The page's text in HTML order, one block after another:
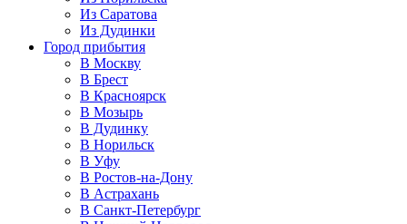
Из Саратова
Из Дудинки
Город прибытия
В Москву
В Брест
В Красноярск
В Мозырь
В Дудинку
В Норильск
В Уфу
В Ростов-на-Дону
В Астрахань
В Санкт-Петербург